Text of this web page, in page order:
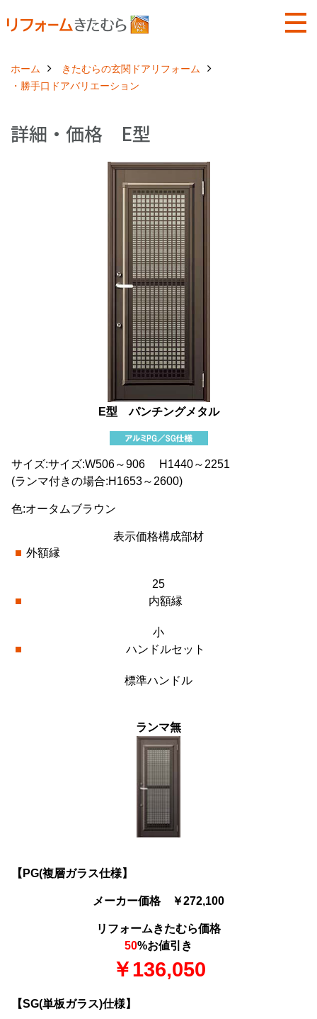
ホーム
きたむらの玄関ドアリフォーム
・勝手口ドアバリエーション
詳細・価格 E型
E型 パンチングメタル
サイズ:サイズ:W506～906 H1440～2251
(ランマ付きの場合:H1653～2600)
色:オータムブラウン
表示価格構成部材
外額縁
25
内額縁
小
ハンドルセット
標準ハンドル
ランマ無
【PG(複層ガラス仕様】
メーカー価格 ￥272,100
リフォームきたむら価格
50%お値引き
￥136,050
【SG(単板ガラス)仕様】